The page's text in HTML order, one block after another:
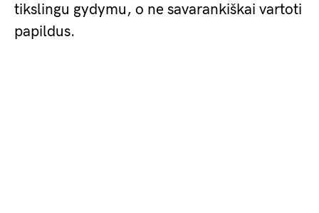
tikslingu gydymu, o ne savarankiškai vartoti
papildus.